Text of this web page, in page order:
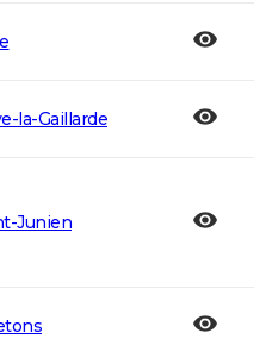
la-Gaillarde
Junien